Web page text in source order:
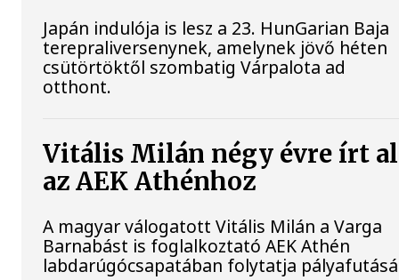
Japán indulója is lesz a 23. HunGarian Baja
terepraliversenynek, amelynek jövő héten
csütörtöktől szombatig Várpalota ad
otthont.
Vitális Milán négy évre írt
az AEK Athénhoz
A magyar válogatott Vitális Milán a Varga
Barnabást is foglalkoztató AEK Athén
labdarúgócsapatában folytatja